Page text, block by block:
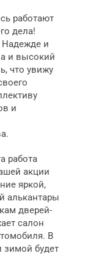
работают
дела!
Надежде и
и высокий
что увижу
и
работа
акции
яркой,
алькантары
дверей-
салон
В
зимой будет